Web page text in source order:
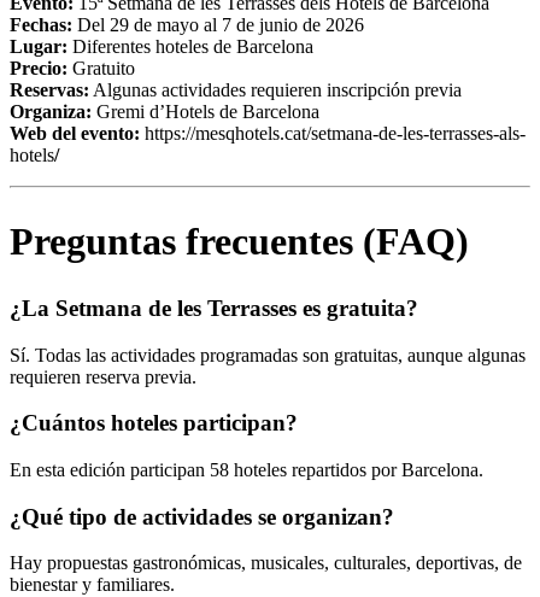
Fechas: Del 29 de mayo al 7 de junio de 2026
Lugar: Diferentes hoteles de Barcelona
Precio: Gratuito
Reservas: Algunas actividades requieren inscripción previa
Organiza: Gremi d’Hotels de Barcelona
Web del evento: https://mesqhotels.cat/setmana-de-les-terrasses-als-
hotels/
Preguntas frecuentes (FAQ)
¿La Setmana de les Terrasses es gratuita?
Sí. Todas las actividades programadas son gratuitas, aunque algunas
requieren reserva previa.
¿Cuántos hoteles participan?
En esta edición participan 58 hoteles repartidos por Barcelona.
¿Qué tipo de actividades se organizan?
Hay propuestas gastronómicas, musicales, culturales, deportivas, de
bienestar y familiares.